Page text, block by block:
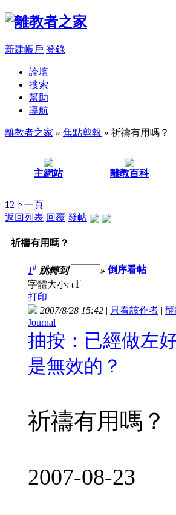
新建帳戶 登錄
論壇
搜索
幫助
導航
離教者之家 » 焦點剪報 » 祈禱有用嗎？
主網站 離教百科
12下一頁
返回列表 回覆 發帖
祈禱有用嗎？
1# 跳轉到 » 倒序看帖
字體大小: tT
打印
2007/8/28 15:42 | 只看該作者 |
Journal
抽按：已經做左
是無效的？
祈禱有用嗎？
2007-08-23